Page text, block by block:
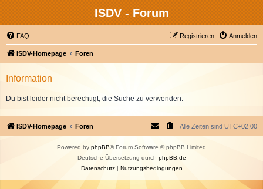
ISDV - Forum
FAQ Anmelden
Registrieren
ISDV-Homepage Foren
Information
Du bist leider nicht berechtigt, die Suche zu verwenden.
ISDV-Homepage Foren Alle Zeiten sind UTC+02:00
Powered by phpBB® Forum Software © phpBB Limited
Deutsche Übersetzung durch phpBB.de
Datenschutz| Nutzungsbedingungen